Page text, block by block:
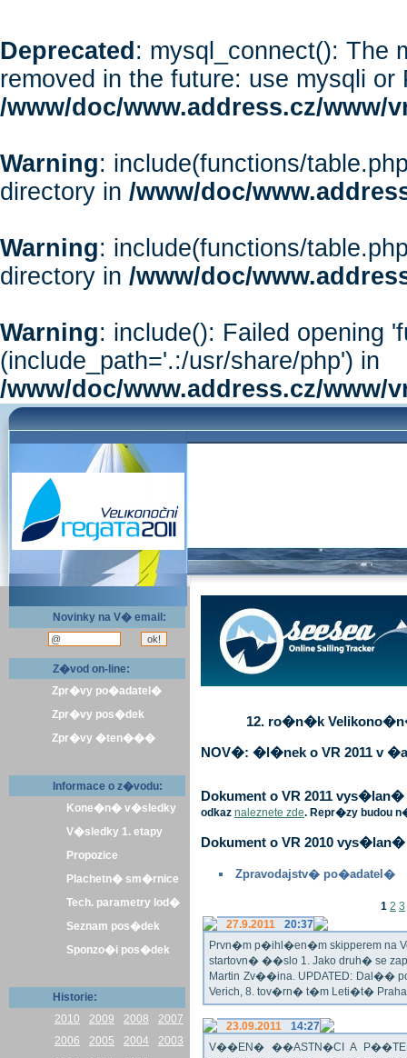
Deprecated : mysql_connect(): The
removed in the future: use mysqli or
/www/doc/www.address.cz/www/
Warning: include(functions/
directory in /www/doc/
Warning: include(functions/
directory in /www/doc/
Warning: include(): Failed opening
(include_path='.:/usr/share/php') in
/www/doc/www.address.cz/www/
Novinky na V� email:
Z�vod on-line:
Zpr�vy po�adatel�
Zpr�vy pos�dek
Zpr�vy �ten���
Informace o z�vodu:
Kone�n� v�sledky
V�sledky 1. etapy
Propozice
Plachetn� sm�rnice
Tech. parametry lod�
Seznam pos�dek
Sponzo�i pos�dek
Historie:
2010
2009 2008
2007
2006
2005 2004
2003
12. ro�n�k
NOV�: �l�nek o VR 2011 v
Dokument o VR 2011
odkaz naleznete zde. Repr�zy budou
Dokument o VR 2010
Zpravodajstv� po�adatel�
1 2 3
27.9.2011
20:37
Prvn�m p�ihl�en�m skipperem na
startovn� ��slo 1. Jako druh� se
Martin Zv��ina. UPDATED: Dal��
Verich, 8. tov�rn� t�m Leti�t� Praha
23.09.2011
14:27
V��EN� ��ASTN�CI A